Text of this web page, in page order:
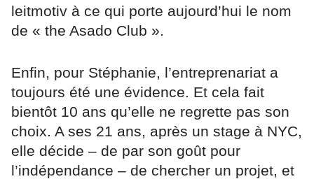
leitmotiv à ce qui porte aujourd’hui le nom
de « the Asado Club ».
Enfin, pour Stéphanie, l’entreprenariat a
toujours été une évidence. Et cela fait
bientôt 10 ans qu’elle ne regrette pas son
choix. A ses 21 ans, après un stage à NYC,
elle décide – de par son goût pour
l’indépendance – de chercher un projet, et